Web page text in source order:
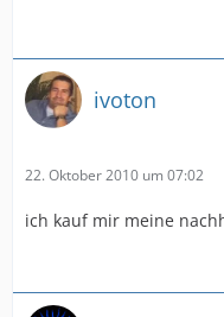
ivoton
22. Oktober 2010 um 07:02
ich kauf mir meine